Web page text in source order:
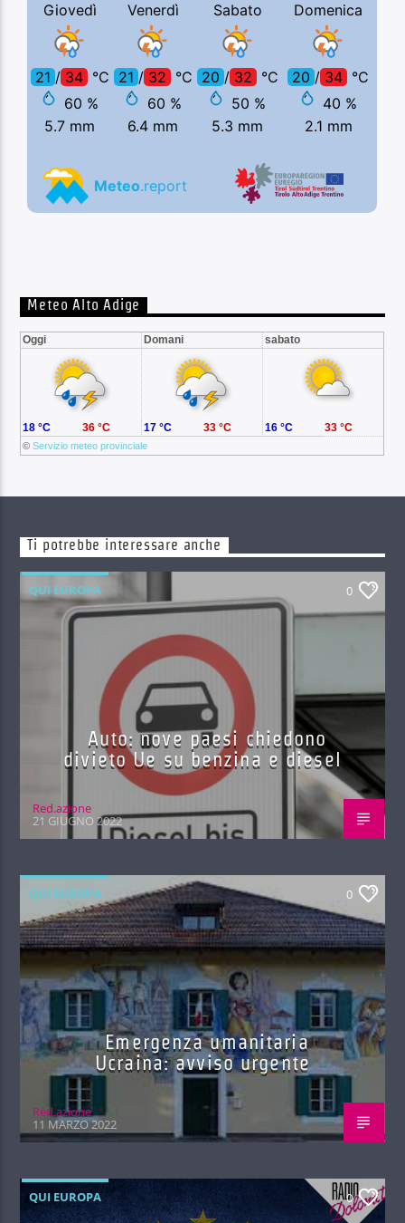
Meteo Alto Adige
Oggi Domani sabato
©Servizio meteo provinciale
18 °C 36 °C 17 °C 33 °C 16 °C 33 °C
Ti potrebbe interessare anche
QUI EUROPA 0
Auto: nove paesi chiedono
divieto Ue su benzina e diesel
Red.azione
21 GIUGNO 2022
QUI EUROPA 0
Emergenza umanitaria
Ucraina: avviso urgente
Red.azione
11 MARZO 2022
QUI EUROPA 0